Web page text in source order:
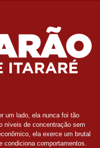
um lado, ela nunca foi tão
níveis de concentração sem
ela exerce um brutal
condiciona comportamentos.